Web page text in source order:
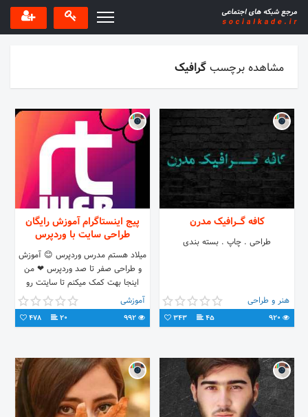
مشاهده برچسبگرافیک
کافه گـــرافیک مدرن
طراحی . چاپ . بسته بندی
هنر و طراحی
45
343
پیج اینستاگرام آموزش رایگان
طراحی سایت با وردپرس
میلاد هستم مدرس وردپرس 😊 آموزش
و طراحی صفر تا صد وردپرس ❤ من
اینجا بهت کمک میکنم تا سایتت رو
خودت راه اندازی کنی و کسب و کارتو
راه بندازی 💪
آموزشی
20
478